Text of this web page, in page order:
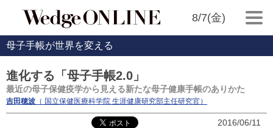
8/7(金)
母子手帳が世界を変える
進化する「母子手帳2.0」
最近の母子保健疫学から見える新たな母子健康手帳のありかた
吉田穂波 （ 国立保健医療科学院 生涯健康研究部主任研究官）
2016/06/11